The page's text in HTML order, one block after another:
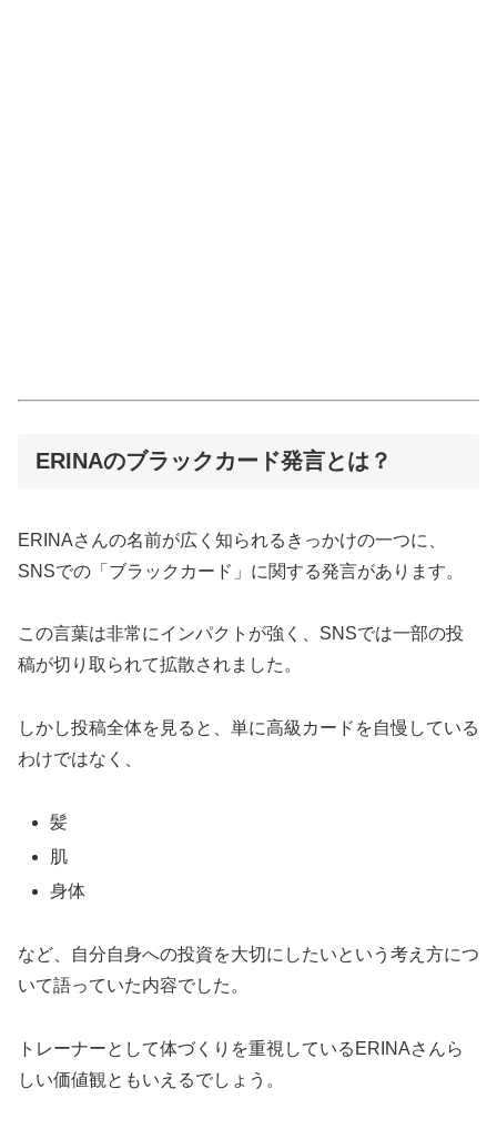
ERINAのブラックカード発言とは？
ERINAさんの名前が広く知られるきっかけの一つに、
SNSでの「ブラックカード」に関する発言があります。
この言葉は非常にインパクトが強く、SNSでは一部の投
稿が切り取られて拡散されました。
しかし投稿全体を見ると、単に高級カードを自慢している
わけではなく、
髪
肌
身体
など、自分自身への投資を大切にしたいという考え方につ
いて語っていた内容でした。
トレーナーとして体づくりを重視しているERINAさんら
しい価値観ともいえるでしょう。